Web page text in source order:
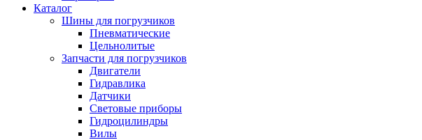
Каталог
Шины для погрузчиков
Пневматические
Цельнолитые
Запчасти для погрузчиков
Двигатели
Гидравлика
Датчики
Световые приборы
Гидроцилиндры
Вилы